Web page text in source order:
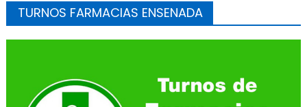
TURNOS FARMACIAS ENSENADA